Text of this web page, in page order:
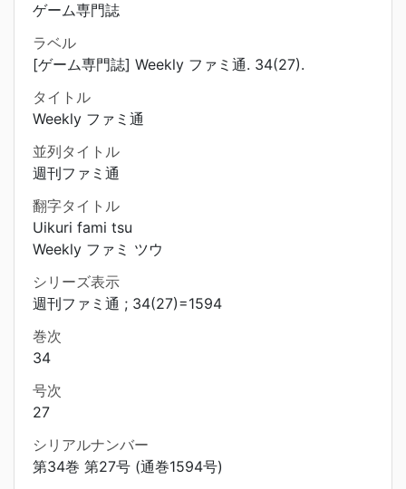
ゲーム専門誌
ラベル
[ゲーム専門誌] Weekly ファミ通. 34(27).
タイトル
Weekly ファミ通
並列タイトル
週刊ファミ通
翻字タイトル
Uikuri fami tsu
Weekly ファミ ツウ
シリーズ表示
週刊ファミ通 ; 34(27)=1594
巻次
34
号次
27
シリアルナンバー
第34巻 第27号 (通巻1594号)